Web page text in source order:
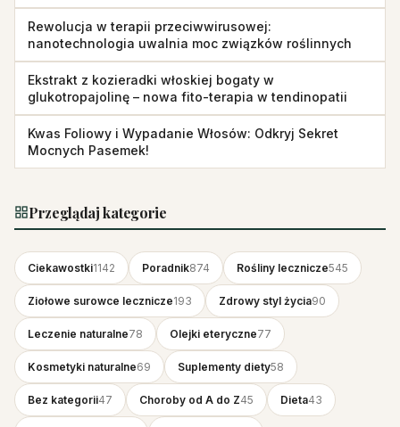
Rewolucja w terapii przeciwwirusowej:
nanotechnologia uwalnia moc związków roślinnych
Ekstrakt z kozieradki włoskiej bogaty w
glukotropajolinę – nowa fito-terapia w tendinopatii
Kwas Foliowy i Wypadanie Włosów: Odkryj Sekret
Mocnych Pasemek!
Przeglądaj kategorie
Ciekawostki1142 Poradnik874 Rośliny lecznicze545
Ziołowe surowce lecznicze193 Zdrowy styl życia90
Leczenie naturalne78 Olejki eteryczne77
Kosmetyki naturalne69 Suplementy diety58
Bez kategorii47 Choroby od A do Z45 Dieta43